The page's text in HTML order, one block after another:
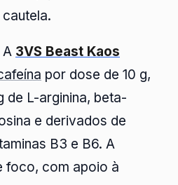
A 3VS Beast Kaos
por dose de 10 g,
de L-arginina, beta-
e derivados de
B3 e B6. A
foco, com apoio à